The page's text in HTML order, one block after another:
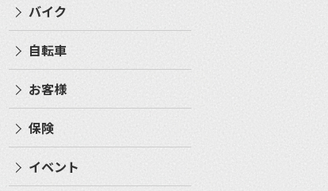
バイク
自転車
お客様
保険
イベント